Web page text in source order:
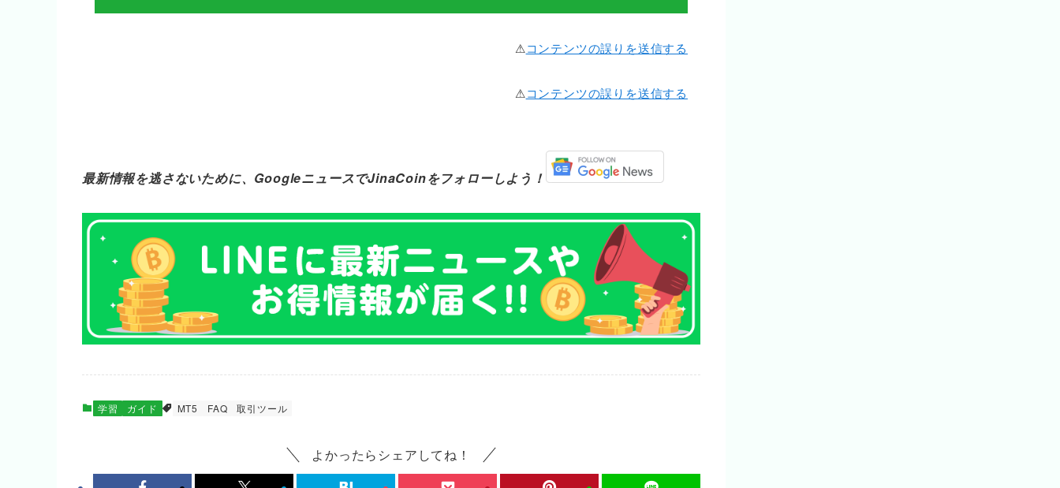
⚠︎コンテンツの誤りを送信する
⚠︎コンテンツの誤りを送信する
最新情報を逃さないために、GoogleニュースでJinaCoinをフォローしよう！
学習 ガイド MT5 FAQ 取引ツール
よかったらシェアしてね！